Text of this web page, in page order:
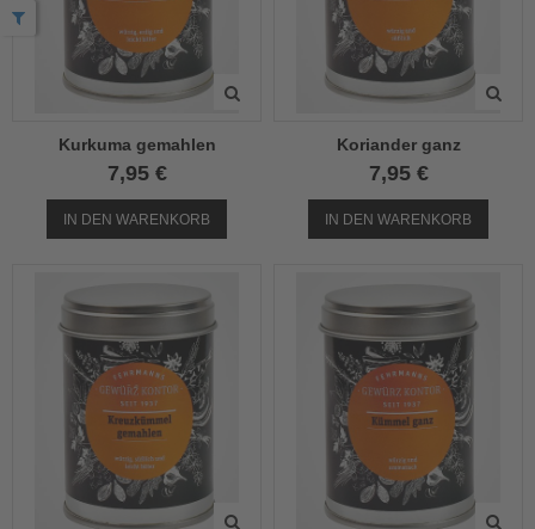
Kurkuma gemahlen
7,95 €
IN DEN WARENKORB
Koriander ganz
7,95 €
IN DEN WARENKORB